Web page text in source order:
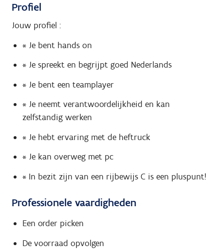
Profiel
Jouw profiel :
* Je bent hands on
* Je spreekt en begrijpt goed Nederlands
* Je bent een teamplayer
* Je neemt verantwoordelijkheid en kan
zelfstandig werken
* Je hebt ervaring met de heftruck
* Je kan overweg met pc
* In bezit zijn van een rijbewijs C is een pluspunt!
Professionele vaardigheden
Een order picken
De voorraad opvolgen